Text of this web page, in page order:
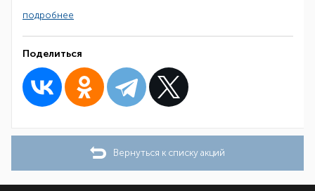
подробнее
Поделиться
Вернуться к списку акций